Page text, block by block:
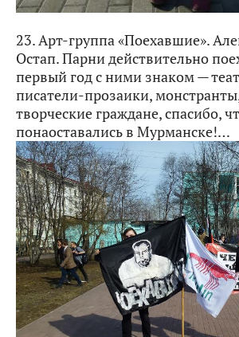
23. Арт-группа «Поехавшие».
Остап. Парни действительно
первый год с ними знаком —
писатели-прозаики,
творческие граждане, спасибо,
понаоставались в Мурманске!…